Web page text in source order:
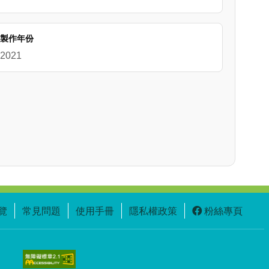
製作年份
2021
常見問題 使用手冊 隱私權政策 粉絲專頁